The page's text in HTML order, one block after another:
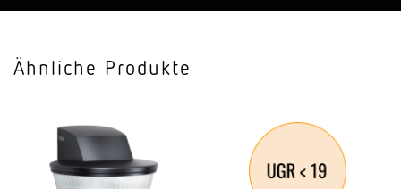
Ähnliche Produkte